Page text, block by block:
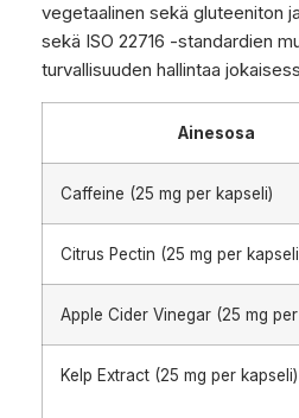
vegetaalinen sekä gluteeniton
sekä ISO 22716 -standardien
turvallisuuden hallintaa
Ainesosa
Caffeine (25 mg per kapseli)
Citrus Pectin (25 mg per
Apple Cider Vinegar (25 mg
Kelp Extract (25 mg per kapseli)